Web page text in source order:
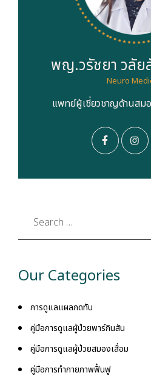
พญ.วรัชยา วลั
Neuro
แพทย์ผู้เชี่ยวชาญด้านสมอ
Our Categories
การดูแลแผลกดทับ
คู่มือการดูแลผู้ป่วยพาร์กินสัน
คู่มือการดูแลผู้ป่วยสมองเสื่อม
คู่มือการทำกายภาพฟื้นฟู